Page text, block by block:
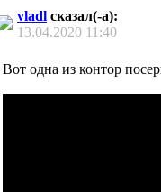
vladl сказал(-а):
13.04.2020 11:40
Вот одна из контор